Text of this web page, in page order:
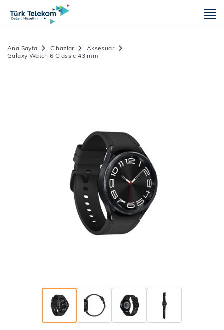
Ana Sayfa Cihazlar
Aksesuar
Galaxy Watch 6 Classic 43 mm